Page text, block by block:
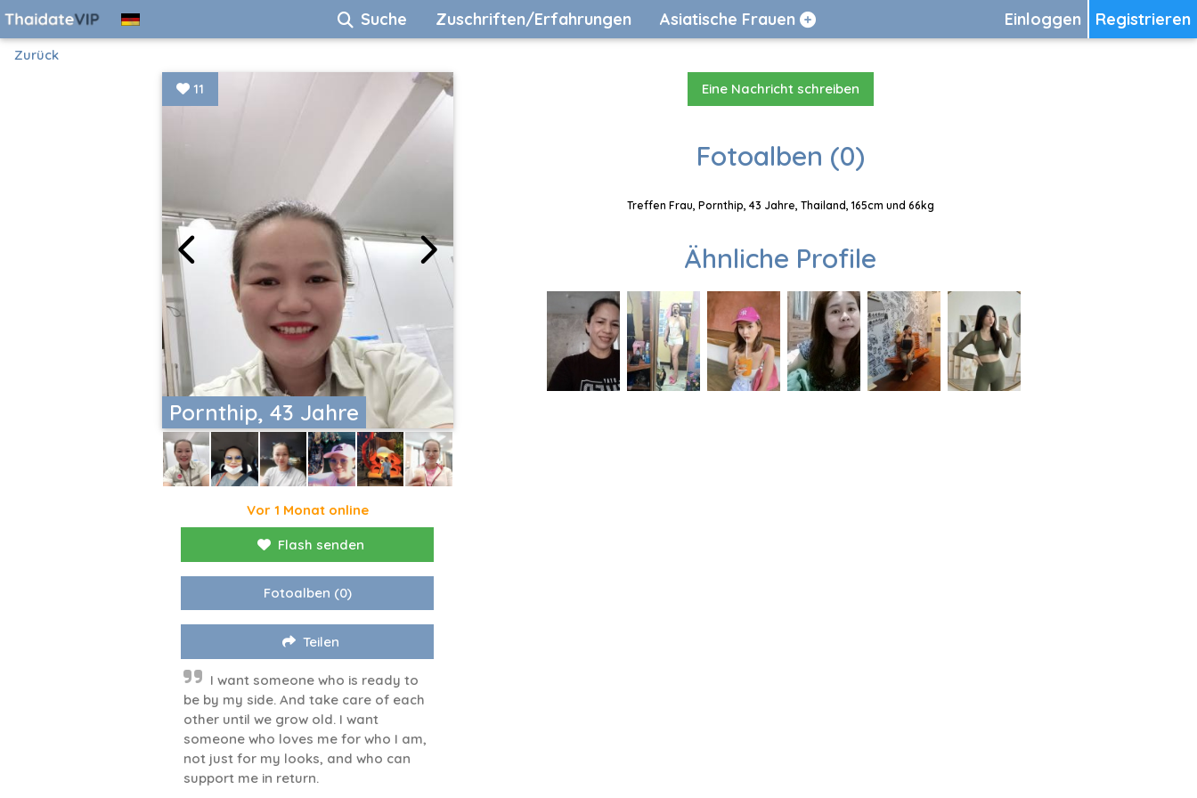
Registrieren
Einloggen
Suche Zuschriften/Erfahrungen Asiatische Frauen
Zurück
Pornthip, 43 Jahre
11
Vor 1 Monat online
Flash senden
Fotoalben (0)
Teilen
I want someone who is ready to
be by my side. And take care of each
other until we grow old. I want
someone who loves me for who I am,
not just for my looks, and who can
support me in return.
Eine Nachricht schreiben
Fotoalben (0)
Treffen Frau, Pornthip, 43 Jahre, Thailand, 165cm und 66kg
Ähnliche Profile